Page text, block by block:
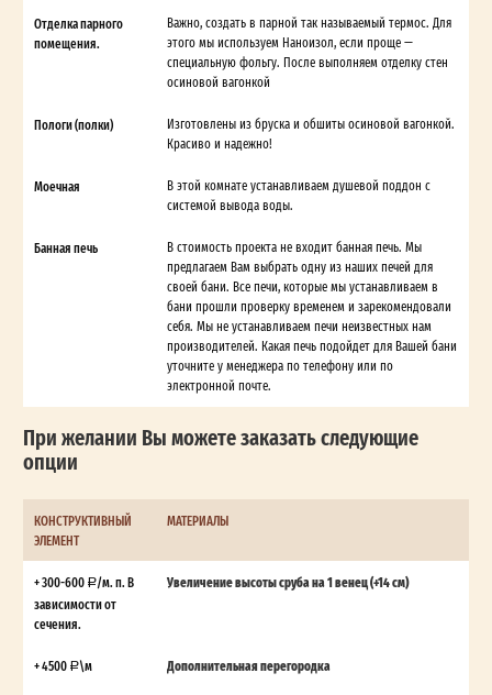
Отделка парного
помещения.
Важно, создать в парной так называемый термос. Для
этого мы используем Наноизол, если проще —
специальную фольгу. После выполняем отделку стен
осиновой вагонкой
Пологи (полки)
Изготовлены из бруска и обшиты осиновой вагонкой.
Красиво и надежно!
Моечная
В этой комнате устанавливаем душевой поддон с
системой вывода воды.
Банная печь
В стоимость проекта не входит банная печь. Мы
предлагаем Вам выбрать одну из наших печей для
своей бани. Все печи, которые мы устанавливаем в
бани прошли проверку временем и зарекомендовали
себя. Мы не устанавливаем печи неизвестных нам
производителей. Какая печь подойдет для Вашей бани
уточните у менеджера по телефону или по
электронной почте.
При желании Вы можете заказать следующие
опции
КОНСТРУКТИВНЫЙ
ЭЛЕМЕНТ
МАТЕРИАЛЫ
+ 300-600
/м. п. В
зависимости от
сечения.
Увеличение высоты сруба на 1 венец (+14 см)
+ 4500 \м Дополнительная перегородка